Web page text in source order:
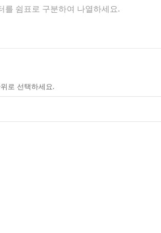
로 선택하세요.